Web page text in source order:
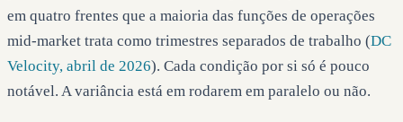
em quatro frentes que a maioria das funções de operações
mid-market trata como trimestres separados de trabalho (DC
Velocity, abril de 2026). Cada condição por si só é pouco
notável. A variância está em rodarem em paralelo ou não.